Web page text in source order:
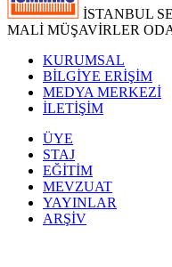
İSTANBUL
MALİ MÜŞAVİRLER
KURUMSAL
BİLGİYE ERİŞİM
MEDYA MERKEZİ
İLETİŞİM
ÜYE
STAJ
EĞİTİM
MEVZUAT
YAYINLAR
ARŞİV